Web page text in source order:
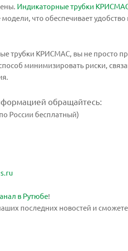
Индикаторные трубки
что обеспечивает
трубки КРИСМАС, вы не просто
минимизировать риски,
обращайтесь:
России бесплатный)
в Рутюбе!
последних новостей и